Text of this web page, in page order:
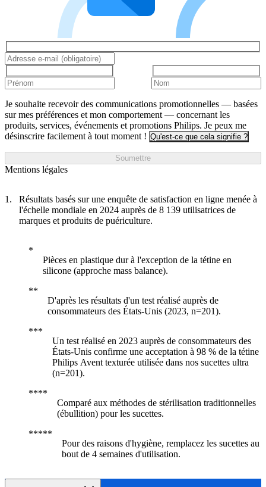
Je souhaite recevoir des communications promotionnelles — basées
sur mes préférences et mon comportement — concernant les
produits, services, événements et promotions Philips. Je peux me
désinscrire facilement à tout moment ! Qu'est-ce que cela signifie ?
Soumettre
Mentions légales
Résultats basés sur une enquête de satisfaction en ligne menée à
l'échelle mondiale en 2024 auprès de 8 139 utilisatrices de
marques et produits de puériculture.
Pièces en plastique dur à l'exception de la tétine en
silicone (approche mass balance).
D'après les résultats d'un test réalisé auprès de
consommateurs des États-Unis (2023, n=201).
Un test réalisé en 2023 auprès de consommateurs des
États-Unis confirme une acceptation à 98 % de la tétine
Philips Avent texturée utilisée dans nos sucettes ultra
(n=201).
Comparé aux méthodes de stérilisation traditionnelles
(ébullition) pour les sucettes.
Pour des raisons d'hygiène, remplacez les sucettes au
bout de 4 semaines d'utilisation.